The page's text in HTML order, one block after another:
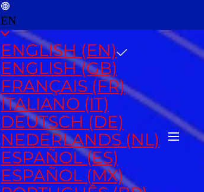
EN
ENGLISH (EN)
ENGLISH (GB)
FRANÇAIS (FR)
ITALIANO (IT)
DEUTSCH (DE)
NEDERLANDS (NL)
ESPAÑOL (ES)
ESPAÑOL (MX)